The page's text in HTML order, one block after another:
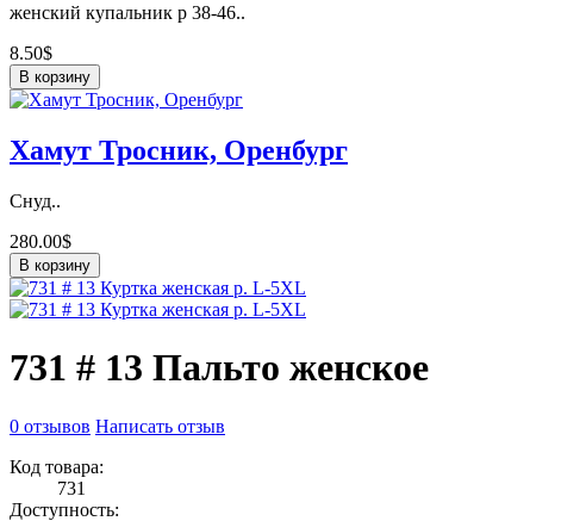
женский купальник р 38-46..
8.50$
В корзину
Хамут Тросник, Оренбург
Снуд..
280.00$
В корзину
731 # 13 Пальто женское
0 отзывов Написать отзыв
Код товара:
731
Доступность: